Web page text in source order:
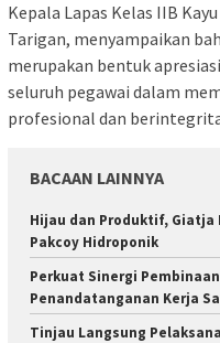
Kepala Lapas Kelas IIB
Tarigan, menyampaikan
merupakan bentuk
seluruh pegawai dalam
profesional dan
BACAAN LAINNYA
Hijau dan Produktif,
Pakcoy Hidroponik
Perkuat Sinergi
Penandatanganan Kerja
Tinjau Langsung